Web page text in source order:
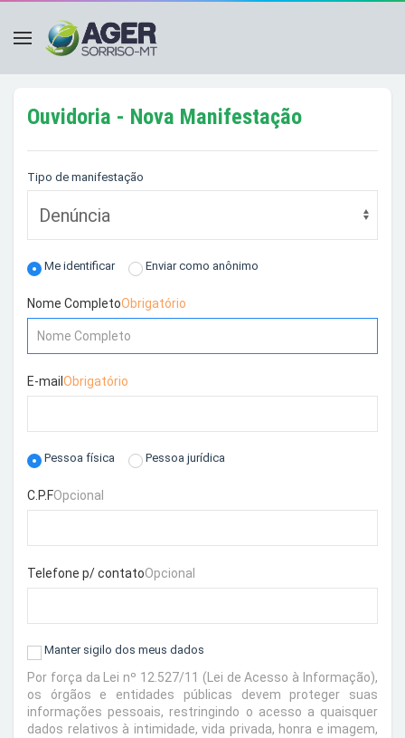
Ouvidoria - Nova Manifestação
Tipo de manifestação
Me identificar Enviar como anônimo
Nome CompletoObrigatório
E-mail Obrigatório
Pessoa física Pessoa jurídica
C.P.FOpcional
Telefone p/ contatoOpcional
Manter sigilo dos meus dados
Por força da Lei nº 12.527/11 (Lei de Acesso à Informação),
os órgãos e entidades públicas devem proteger suas
informações pessoais, restringindo o acesso a quaisquer
dados relativos à intimidade, vida privada, honra e imagem,